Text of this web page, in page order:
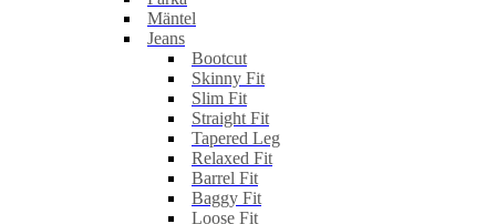
Mäntel
Jeans
Bootcut
Skinny Fit
Slim Fit
Straight Fit
Tapered Leg
Relaxed Fit
Barrel Fit
Baggy Fit
Loose Fit